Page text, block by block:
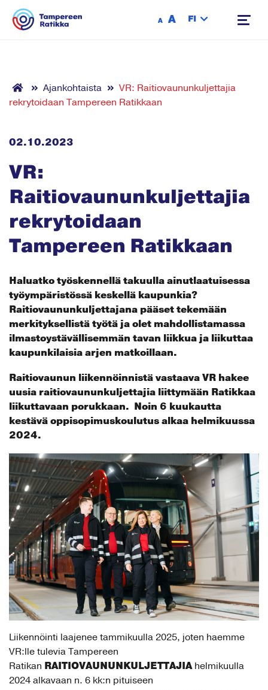
A A FI
Ajankohtaista
VR: Raitiovaununkuljettajia
rekrytoidaan Tampereen Ratikkaan
02.10.2023
VR:
Raitiovaununkuljettajia
rekrytoidaan
Tampereen Ratikkaan
Haluatko työskennellä takuulla ainutlaatuisessa
työympäristössä keskellä kaupunkia?
Raitiovaununkuljettajana pääset tekemään
merkityksellistä työtä ja olet mahdollistamassa
ilmastoystävällisemmän tavan liikkua ja liikuttaa
kaupunkilaisia arjen matkoillaan.
Raitiovaunun liikennöinnistä vastaava VR hakee
uusia raitiovaununkuljettajia liittymään Ratikkaa
liikuttavaan porukkaan. Noin 6 kuukautta
kestävä oppisopimuskoulutus alkaa helmikuussa
2024.
Liikennöinti laajenee tammikuulla 2025, joten haemme
VR:lle tulevia Tampereen
Ratikan RAITIOVAUNUNKULJETTAJIA helmikuulla
2024 alkavaan n. 6 kk:n pituiseen